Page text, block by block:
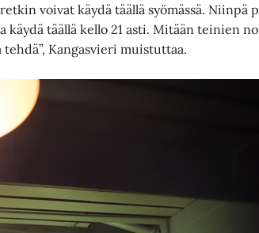
voivat käydä täällä syömässä. Niinpä
käydä täällä kello 21 asti. Mitään teinien
Kangasvieri muistuttaa.